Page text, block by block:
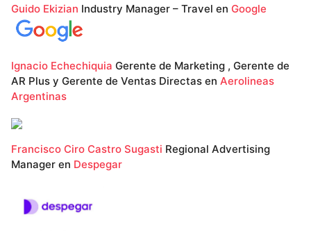
Guido Ekizian Industry Manager – Travel en Google
Ignacio Echechiquia Gerente de Marketing , Gerente de
AR Plus y Gerente de Ventas Directas en Aerolineas
Argentinas
Francisco Ciro Castro Sugasti Regional Advertising
Manager en Despegar